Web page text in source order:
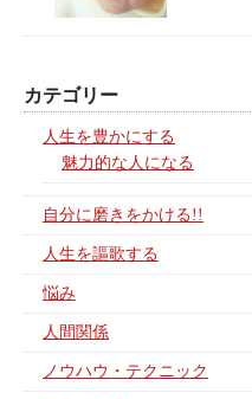
カテゴリー
人生を豊かにする
魅力的な人になる
自分に磨きをかける!!
人生を謳歌する
悩み
人間関係
ノウハウ・テクニック